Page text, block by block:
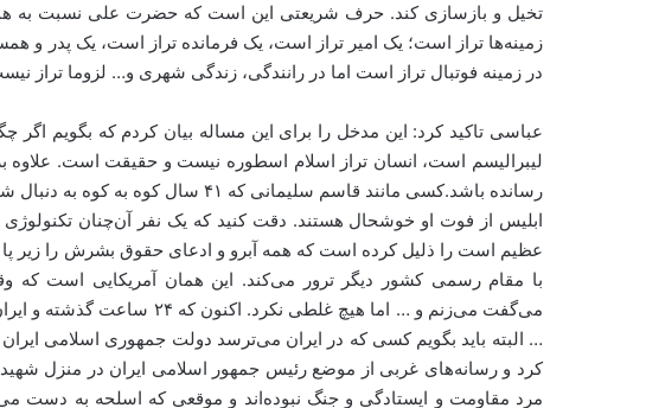
تخیل و بازسازی کند. حرف شریعتی این است که حضرت علی نسبت به
زمینه‌ها تراز است؛ یک امیر تراز است، یک فرمانده تراز است، یک پدر و
در زمینه فوتبال تراز است اما در رانندگی،‌ زندگی شهری و… لزوما تراز
عباسی تاکید کرد: این مدخل را برای این مساله بیان کردم که بگویم اگر
لیبرالیسم است، انسان تراز اسلام اسطوره نیست و حقیقت است. علاوه
رسانده باشد.کسی مانند قاسم سلیمانی
ابلیس از فوت او خوشحال هستند. دقت کنید که یک نفر آن‌چنان
عظیم است را ذلیل کرده است که همه آبرو و ادعای حقوق بشرش را زیر
با مقام رسمی کشور دیگر ترور می‌کند. این همان آمریکایی است که
می‌گفت می‌زنم و … اما هیچ غلطی
… البته باید بگویم کسی که در ایران می‌ترسد دولت جمهوری اسلامی
کرد و رسانه‌های غربی از موضع رئیس جمهور اسلامی ایران در منزل
مرد مقاومت و ایستادگی و جنگ نبوده‌اند و موقعی که اسلحه به دست